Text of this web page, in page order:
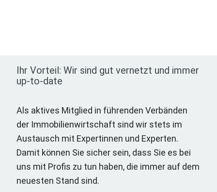
Ihr Vorteil: Wir sind gut vernetzt und immer
up-to-date
Als aktives Mitglied in führenden Verbänden
der Immobilienwirtschaft sind wir stets im
Austausch mit Expertinnen und Experten.
Damit können Sie sicher sein, dass Sie es bei
uns mit Profis zu tun haben, die immer auf dem
neuesten Stand sind.